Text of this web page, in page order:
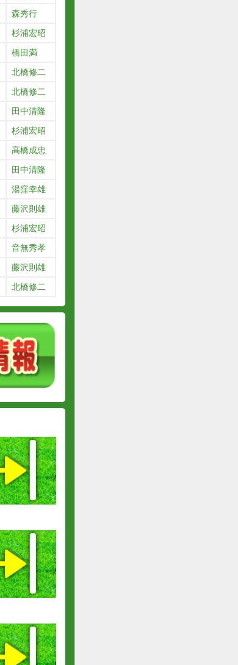
森秀行
杉浦宏昭
橋田満
北橋修二
北橋修二
田中清隆
杉浦宏昭
高橋成忠
田中清隆
湯窪幸雄
藤沢則雄
杉浦宏昭
音無秀孝
藤沢則雄
北橋修二